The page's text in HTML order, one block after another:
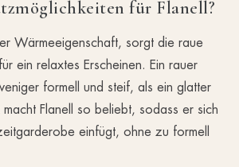
für Flanell?
Wärmeeigenschaft, sorgt die raue
ein relaxtes Erscheinen. Ein rauer
formell und steif, als ein glatter
Flanell so beliebt, sodass er sich
einfügt, ohne zu formell